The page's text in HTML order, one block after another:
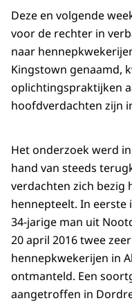
Deze en volgende
voor de rechter in
naar
Kingstown genaamd,
oplichtingspraktijken
hoofdverdachten zijn
Het onderzoek werd
hand van steeds
verdachten zich bezig
hennepteelt. In eerste
34-jarige man uit
20 april 2016 twee
hennepkwekerijen in
ontmanteld. Een
aangetroffen in